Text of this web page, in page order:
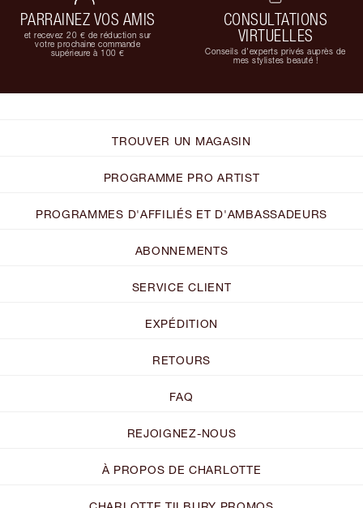
PARRAINEZ VOS AMIS
et recevez 20 € de réduction sur
votre prochaine commande
supérieure à 100 €
CONSULTATIONS
VIRTUELLES
Conseils d'experts privés auprès de
mes stylistes beauté !
TROUVER UN MAGASIN
PROGRAMME PRO ARTIST
PROGRAMMES D'AFFILIÉS ET D'AMBASSADEURS
ABONNEMENTS
SERVICE CLIENT
EXPÉDITION
RETOURS
FAQ
REJOIGNEZ-NOUS
À PROPOS DE CHARLOTTE